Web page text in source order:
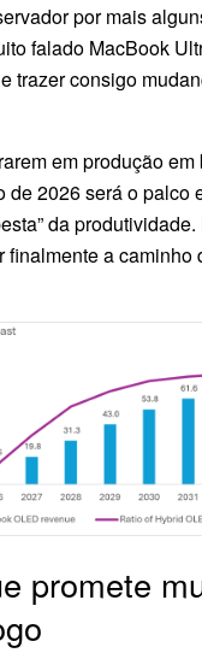
por mais
falado MacBook
trazer consigo
em produção em
de 2026 será o palco
da
finalmente a caminho
promete